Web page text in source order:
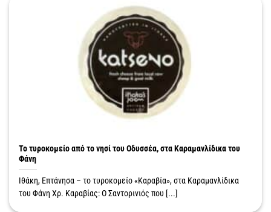
Το τυροκομείο από το νησί του Οδυσσέα, στα Καραμανλίδικα του
Φάνη
Ιθάκη, Επτάνησα – το τυροκομείο «Καραβία», στα Καραμανλίδικα
του Φάνη Χρ. Καραβίας: Ο Σαντορινιός που [...]